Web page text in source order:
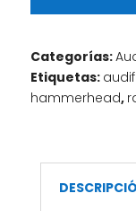
Categorías:
Etiquetas:
hammerhead,